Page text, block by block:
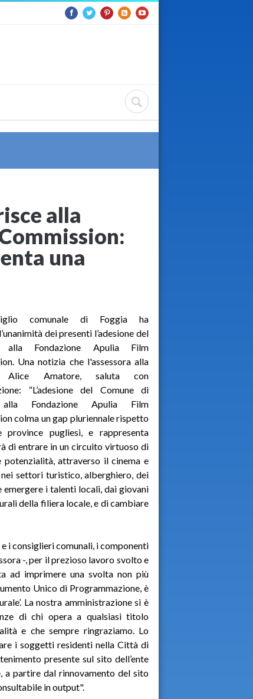
alla
una
comunale di Foggia ha
dei presenti l’adesione del
alla Fondazione Apulia Film
Una notizia che l'assessora alla
Alice Amatore, saluta con
“L’adesione del Comune di
Fondazione Apulia Film
colma un gap pluriennale rispetto
province pugliesi, e rappresenta
di entrare in un circuito virtuoso di
attraverso il cinema e
settori turistico, alberghiero, dei
i talenti locali, dai giovani
della filiera locale, e di cambiare
i consiglieri comunali, i componenti
-, per il prezioso lavoro svolto e
ad imprimere una svolta non più
Unico di Programmazione, è
La nostra amministrazione si è
di chi opera a qualsiasi titolo
e che sempre ringraziamo. Lo
i soggetti residenti nella Città di
presente sul sito dell’ente
a partire dal rinnovamento del sito
in output".